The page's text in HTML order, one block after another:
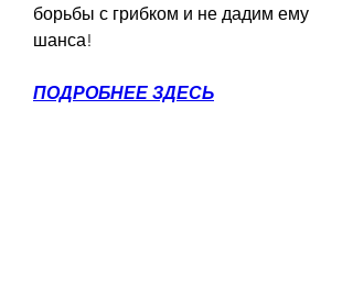
борьбы с грибком и не дадим ему
шанса!
ПОДРОБНЕЕ ЗДЕСЬ